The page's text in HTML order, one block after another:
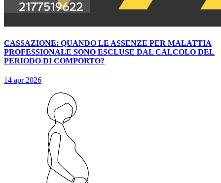
CASSAZIONE: QUANDO LE ASSENZE PER MALATTIA
PROFESSIONALE SONO ESCLUSE DAL CALCOLO DEL
PERIODO DI COMPORTO?
14 apr 2026